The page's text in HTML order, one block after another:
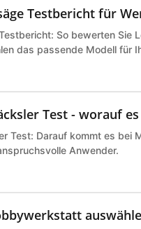
Testbericht für
So bewerten Sie
das passende Modell für
Test - worauf
Test: Darauf kommt es bei
Anwender.